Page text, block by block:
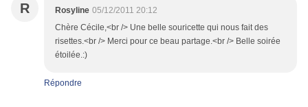
R Rosyline 05/12/2011 20:12
Chère Cécile,<br /> Une belle souricette qui nous fait des
risettes.<br /> Merci pour ce beau partage.<br /> Belle soirée
étoilée.:)
Répondre